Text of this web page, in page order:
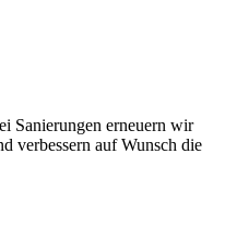
Sanierungen erneuern wir
verbessern auf Wunsch die